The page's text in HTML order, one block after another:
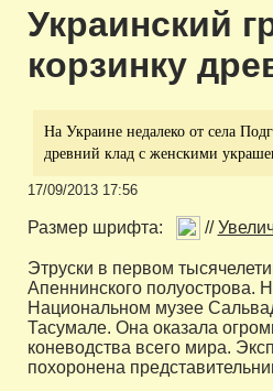
Украинский
корзинку
На Украине недалеко от села
древний клад с женскими
17/09/2013 17:56
Размер шрифта: //
Этруски в первом
Апеннинского полуострова.
Национальном музее
Тасумале. Она оказала
коневодства всего мира.
похоронена